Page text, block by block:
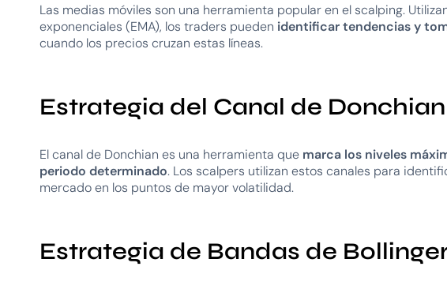
Las medias móviles son una herramienta popular en el scalping.
exponenciales (EMA), los traders pueden identificar tendencias y
cuando los precios cruzan estas líneas.
Estrategia del Canal de Donchian
El canal de Donchian es una herramienta que marca los niveles
periodo determinado. Los scalpers utilizan estos canales para
mercado en los puntos de mayor volatilidad.
Estrategia de Bandas de